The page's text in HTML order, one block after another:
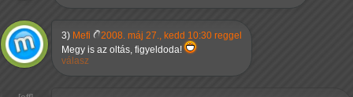
3) Mefi
2008. máj 27., kedd 10:30 reggel
Megy is az oltás, figyeldoda!
válasz